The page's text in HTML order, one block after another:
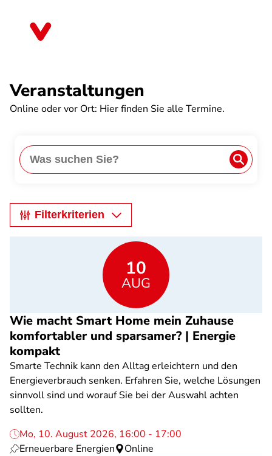
Veranstaltungen
Online oder vor Ort: Hier finden Sie alle Termine.
Filterkriterien
10
AUG
Wie macht Smart Home mein Zuhause
komfortabler und sparsamer? | Energie
kompakt
Smarte Technik kann den Alltag erleichtern und den
Energieverbrauch senken. Erfahren Sie, welche Lösungen
sinnvoll sind und worauf Sie bei der Auswahl achten
sollten.
Mo, 10. August 2026, 16:00 - 17:00
Erneuerbare Energien
Online